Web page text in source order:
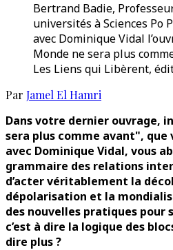
Bertrand Badie,
universités à Sciences Po
avec Dominique Vidal
Monde ne sera plus
Les Liens qui Libèrent,
Par Jamel El Hamri
Dans votre dernier ouvrage,
sera plus comme avant", que
avec Dominique Vidal, vous
grammaire des relations
d’acter véritablement la
dépolarisation et la
des nouvelles pratiques pour
c’est à dire la logique des
dire plus ?